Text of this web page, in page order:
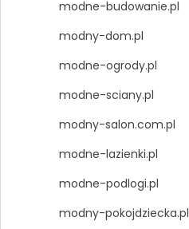
modne-budowanie.pl
modny-dom.pl
modne-ogrody.pl
modne-sciany.pl
modny-salon.com.pl
modne-lazienki.pl
modne-podlogi.pl
modny-pokojdziecka.pl